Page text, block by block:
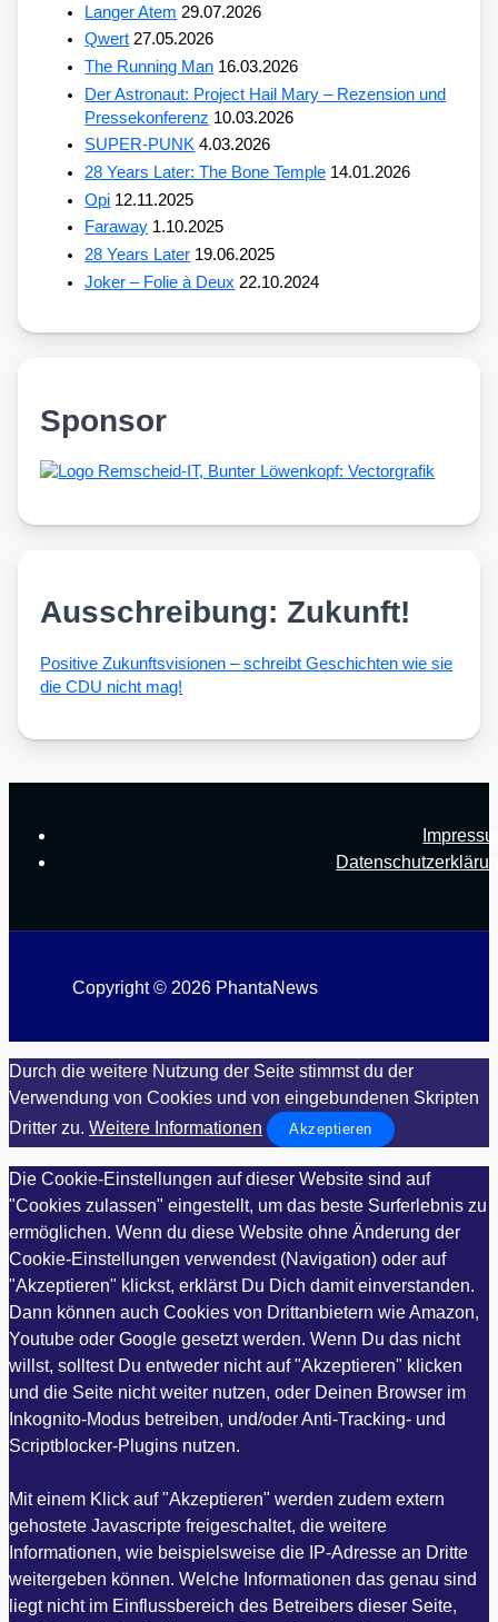
Langer Atem 29.07.2026
Qwert 27.05.2026
The Running Man 16.03.2026
Der Astronaut: Project Hail Mary – Rezension und
Pressekonferenz 10.03.2026
SUPER-PUNK 4.03.2026
28 Years Later: The Bone Temple 14.01.2026
Opi 12.11.2025
Faraway 1.10.2025
28 Years Later 19.06.2025
Joker – Folie à Deux 22.10.2024
Sponsor
Ausschreibung: Zukunft!
Posi­ti­ve Zukunfts­vi­sio­nen – schreibt Geschich­ten wie sie
die CDU nicht mag!
Copyright © 2026 PhantaNews
Durch die weitere Nutzung der Seite stimmst du der
Verwendung von Cookies und von eingebundenen Skripten
Dritter zu. Weitere Informationen Akzeptieren
Die Cookie-Einstellungen auf dieser Website sind auf
"Cookies zulassen" eingestellt, um das beste Surferlebnis zu
ermöglichen. Wenn du diese Website ohne Änderung der
Cookie-Einstellungen verwendest (Navigation) oder auf
"Akzeptieren" klickst, erklärst Du Dich damit einverstanden.
Dann können auch Cookies von Drittanbietern wie Amazon,
Youtube oder Google gesetzt werden. Wenn Du das nicht
willst, solltest Du entweder nicht auf "Akzeptieren" klicken
und die Seite nicht weiter nutzen, oder Deinen Browser im
Inkognito-Modus betreiben, und/oder Anti-Tracking- und
Scriptblocker-Plugins nutzen.
Mit einem Klick auf "Akzeptieren" werden zudem extern
gehostete Javascripte freigeschaltet, die weitere
Informationen, wie beispielsweise die IP-Adresse an Dritte
weitergeben können. Welche Informationen das genau sind
liegt nicht im Einflussbereich des Betreibers dieser Seite,